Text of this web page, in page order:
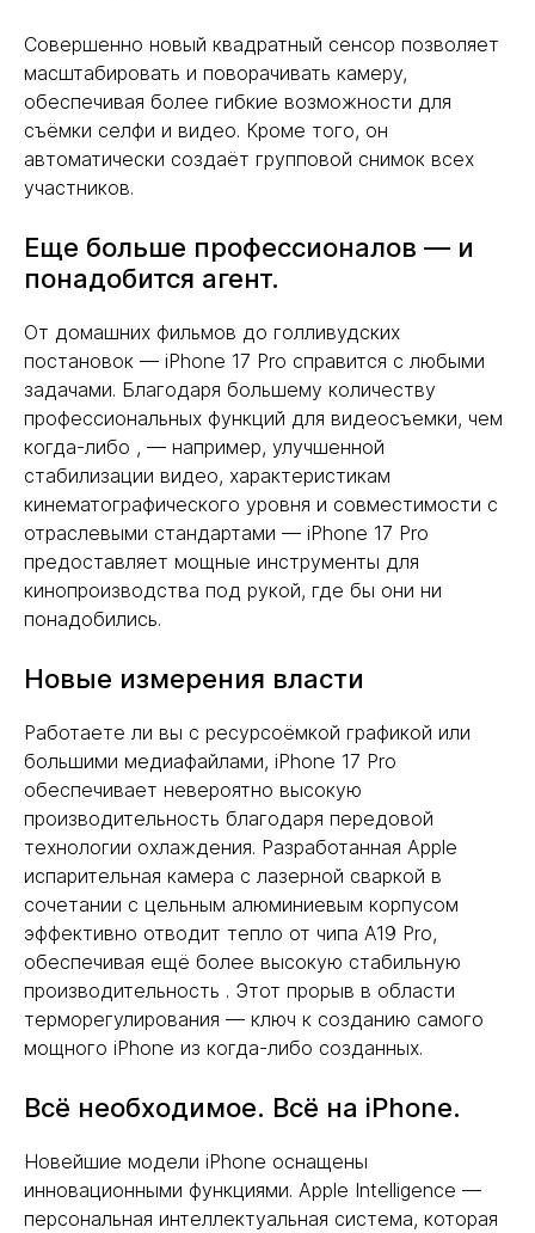
Совершенно новый квадратный сенсор позволяет
масштабировать и поворачивать камеру,
обеспечивая более гибкие возможности для
съёмки селфи и видео. Кроме того, он
автоматически создаёт групповой снимок всех
участников.
Еще больше профессионалов — и
понадобится агент.
От домашних фильмов до голливудских
постановок — iPhone 17 Pro справится с любыми
задачами. Благодаря большему количеству
профессиональных функций для видеосъемки, чем
когда-либо , — например, улучшенной
стабилизации видео, характеристикам
кинематографического уровня и совместимости с
отраслевыми стандартами — iPhone 17 Pro
предоставляет мощные инструменты для
кинопроизводства под рукой, где бы они ни
понадобились.
Новые измерения власти
Работаете ли вы с ресурсоёмкой графикой или
большими медиафайлами, iPhone 17 Pro
обеспечивает невероятно высокую
производительность благодаря передовой
технологии охлаждения. Разработанная Apple
испарительная камера с лазерной сваркой в
сочетании с цельным алюминиевым корпусом
эффективно отводит тепло от чипа A19 Pro,
обеспечивая ещё более высокую стабильную
производительность . Этот прорыв в области
терморегулирования — ключ к созданию самого
мощного iPhone из когда-либо созданных.
Всё необходимое. Всё на iPhone.
Новейшие модели iPhone оснащены
инновационными функциями. Apple Intelligence —
персональная интеллектуальная система, которая